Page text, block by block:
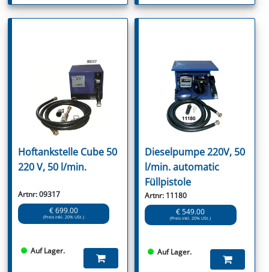
Hoftankstelle Cube 50
220 V, 50 l/min.
Artnr: 09317
€ 699.00
(Preis inkl. 20% USt.)
Auf Lager.
Dieselpumpe 220V, 50
l/min. automatic
Füllpistole
Artnr: 11180
€ 549.00
(Preis inkl. 20% USt.)
Auf Lager.